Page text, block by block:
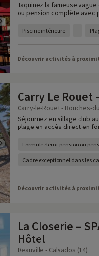
Taquinez la fameuse
ou pension complète avec
Piscine intérieure
Découvrir activités à
Carry Le Rouet
Carry-le-Rouet - Bouches-
Séjournez en village club
plage en accès direct en
Formule demi-pension ou
Cadre exceptionnel dans les
Découvrir activités à
La Closerie –
Hôtel
Deauville - Calvados (14)